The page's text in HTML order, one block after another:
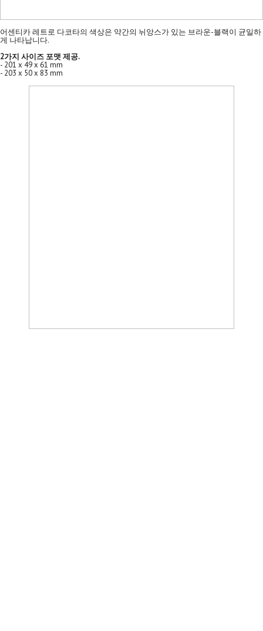
어센티카 레트로 다코타의 색상은 약간의 뉘앙스가 있는 브라운-블랙이 균일하
게 나타납니다.
2가지 사이즈 포맷 제공.
- 201 x 49 x 61 mm
- 203 x 50 x 83 mm